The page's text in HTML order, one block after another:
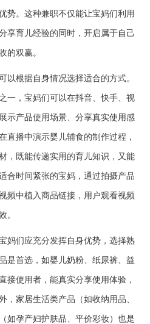
势。这种兼职不仅能让宝妈们利用
享育儿经验的同时，开启属于自己
的双赢。
以根据自身情况选择适合的方式。
一，宝妈们可以在抖音、快手、视
示产品使用场景、分享真实使用感
直播中演示婴儿辅食的制作过程，
，既能传递实用的育儿知识，又能
合时间紧张的宝妈，通过拍摄产品
频中植入商品链接，用户观看视频
。
妈们应充分发挥自身优势，选择熟
是首选，如婴儿奶粉、纸尿裤、益
接使用者，能真实分享使用体验，
，家居生活类产品（如收纳用品、
如孕产妇护肤品、平价彩妆）也是